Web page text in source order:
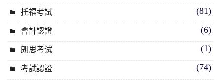
托福考試 (81)
會計認證 (6)
朗思考试 (1)
考試認證 (74)